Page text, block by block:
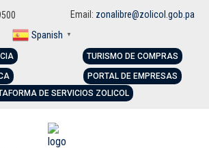
Email: zonalibre@zolicol.gob.pa
Spanish ▼
TURISMO DE COMPRAS
PORTAL DE EMPRESAS
DE SERVICIOS ZOLICOL